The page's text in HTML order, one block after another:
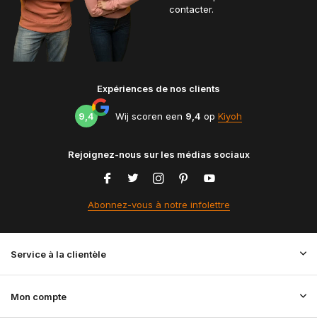
contacter.
Expériences de nos clients
9,4 Wij scoren een 9,4 op Kiyoh
Rejoignez-nous sur les médias sociaux
Abonnez-vous à notre infolettre
Service à la clientèle
Mon compte